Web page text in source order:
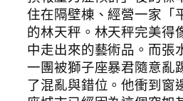
住在隔壁棟、經營一家「
的林天秤。林天秤完美得
中走出來的藝術品。而張
一團被獅子座暴君隨意亂
了混亂與錯位。他衝到窗